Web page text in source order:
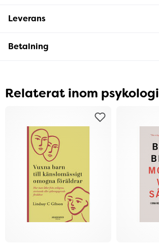
Leverans
Betalning
Relaterat inom psykologi